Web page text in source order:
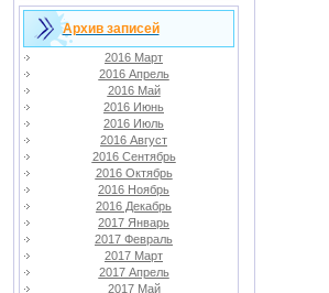
Архив записей
2016 Март
2016 Апрель
2016 Май
2016 Июнь
2016 Июль
2016 Август
2016 Сентябрь
2016 Октябрь
2016 Ноябрь
2016 Декабрь
2017 Январь
2017 Февраль
2017 Март
2017 Апрель
2017 Май